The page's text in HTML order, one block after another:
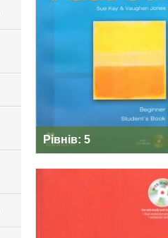
Рівнів: 5
NEW INSIDE OUT
ENGLISH RESULT